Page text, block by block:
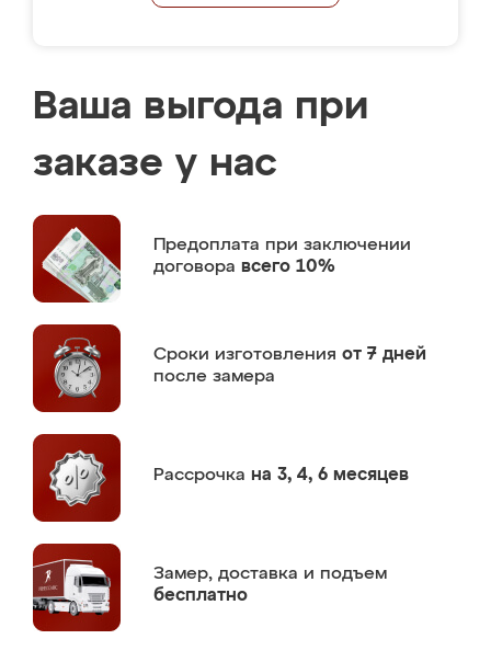
Ваша выгода при
заказе у нас
Предоплата при заключении
договора всего 10%
Сроки изготовления от 7 дней
после замера
Рассрочка на 3, 4, 6 месяцев
Замер, доставка и подъем
бесплатно